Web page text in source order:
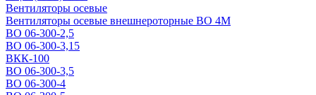
Вентиляторы осевые
Вентиляторы осевые внешнероторные ВО 4М
ВО 06-300-2,5
ВО 06-300-3,15
ВКК-100
ВО 06-300-3,5
ВО 06-300-4